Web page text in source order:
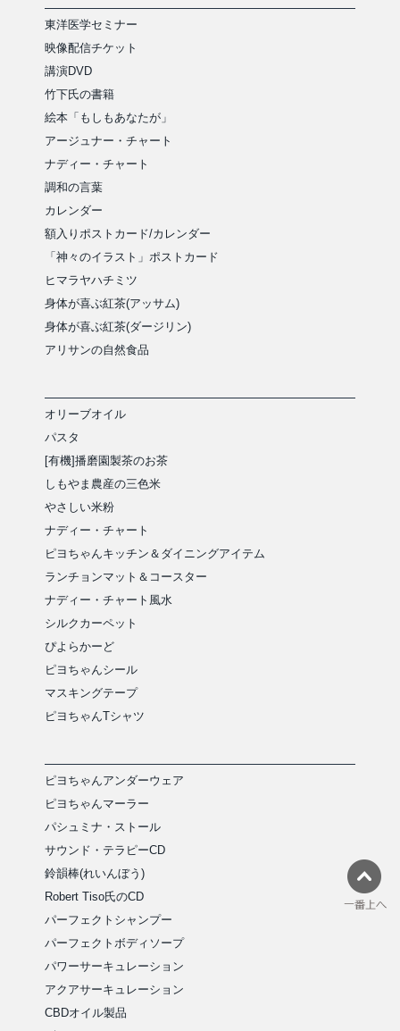
東洋医学セミナー
映像配信チケット
講演DVD
竹下氏の書籍
絵本「もしもあなたが」
アージュナー・チャート
ナディー・チャート
調和の言葉
カレンダー
額入りポストカード/カレンダー
「神々のイラスト」ポストカード
ヒマラヤハチミツ
身体が喜ぶ紅茶(アッサム)
身体が喜ぶ紅茶(ダージリン)
アリサンの自然食品
オリーブオイル
パスタ
[有機]播磨園製茶のお茶
しもやま農産の三色米
やさしい米粉
ナディー・チャート
ピヨちゃんキッチン＆ダイニングアイテム
ランチョンマット＆コースター
ナディー・チャート風水
シルクカーペット
ぴよらかーど
ピヨちゃんシール
マスキングテープ
ピヨちゃんTシャツ
ピヨちゃんアンダーウェア
ピヨちゃんマーラー
パシュミナ・ストール
サウンド・テラピーCD
鈴韻棒(れいんぼう)
Robert Tiso氏のCD
パーフェクトシャンプー
パーフェクトボディソープ
パワーサーキュレーション
アクアサーキュレーション
CBDオイル製品